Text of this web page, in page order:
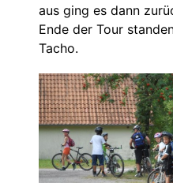
aus ging es dann
Ende der Tour
Tacho.